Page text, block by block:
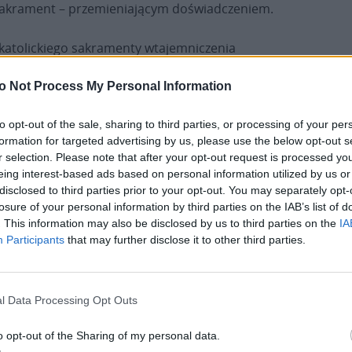
Not Process My Personal Information
opt-out of the sale, sharing to third parties, or processing of your
for targeted advertising by us, please use the below opt-out
selection. Please note that after your opt-out request is processed
interest-based ads based on personal information utilized by us
to third parties prior to your opt-out. You may separately
of your personal information by third parties on the IAB’s list of
This information may also be disclosed by us to third parties on the
Participants that may further disclose it to other third parties.
Data Processing Opt Outs
opt-out of the Sharing of my personal data.
– przemieniającym doświadczeniem.
sakramenty wtajemniczenia
jest chrzczona, natychmiast po tym jest
świętą. Katechizm „Chrystus Nasza
– trzeba się narodzić (chrzest), oddychać
pokarm (Eucharystia). To pokazuje, jak
ma obecność i działanie Ducha
różni się przeżywanie tego święta w
wschodniej i zachodniej?
aspekcie misyjnym – Duch Święty jako Ten,
umacnia, daje charyzmaty.